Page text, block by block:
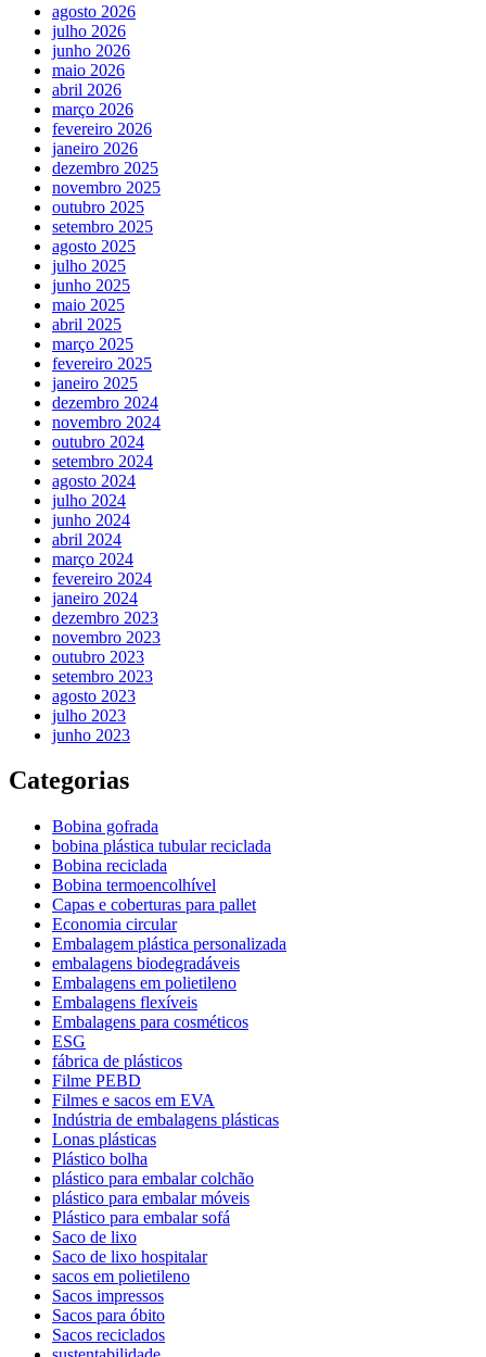
agosto 2026
julho 2026
junho 2026
maio 2026
abril 2026
março 2026
fevereiro 2026
janeiro 2026
dezembro 2025
novembro 2025
outubro 2025
setembro 2025
agosto 2025
julho 2025
junho 2025
maio 2025
abril 2025
março 2025
fevereiro 2025
janeiro 2025
dezembro 2024
novembro 2024
outubro 2024
setembro 2024
agosto 2024
julho 2024
junho 2024
abril 2024
março 2024
fevereiro 2024
janeiro 2024
dezembro 2023
novembro 2023
outubro 2023
setembro 2023
agosto 2023
julho 2023
junho 2023
Categorias
Bobina gofrada
bobina plástica tubular reciclada
Bobina reciclada
Bobina termoencolhível
Capas e coberturas para pallet
Economia circular
Embalagem plástica personalizada
embalagens biodegradáveis
Embalagens em polietileno
Embalagens flexíveis
Embalagens para cosméticos
ESG
fábrica de plásticos
Filme PEBD
Filmes e sacos em EVA
Indústria de embalagens plásticas
Lonas plásticas
Plástico bolha
plástico para embalar colchão
plástico para embalar móveis
Plástico para embalar sofá
Saco de lixo
Saco de lixo hospitalar
sacos em polietileno
Sacos impressos
Sacos para óbito
Sacos reciclados